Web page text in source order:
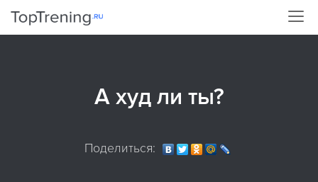
А худ ли ты?
Поделиться: